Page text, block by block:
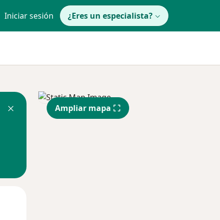
Iniciar sesión ¿Eres un especialista?
Ampliar mapa